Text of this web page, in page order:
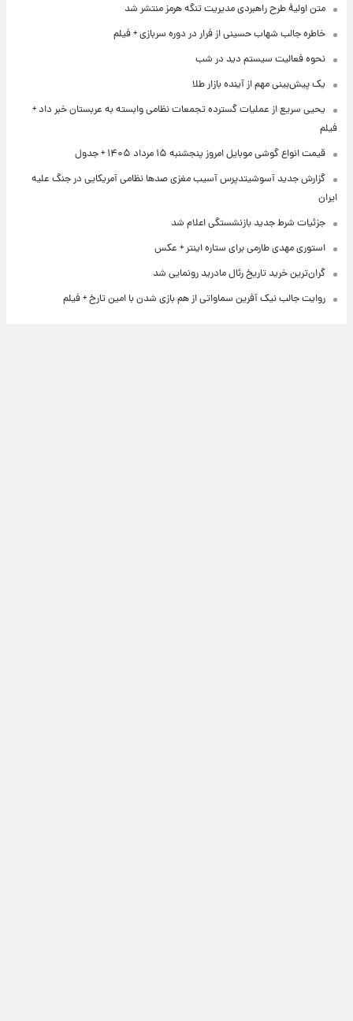
متن اولیۀ طرح راهبردی مدیریت تنگه هرمز منتشر شد
خاطره جالب شهاب حسینی از فرار در دوره سربازی + فیلم
نحوه فعالیت سیستم دید در شب
یک پیش‌بینی مهم از آینده بازار طلا
یحیی سریع از عملیات گسترده تجمعات نظامی وابسته به عربستان خبر داد +
فیلم
قیمت انواع گوشی موبایل امروز پنجشنبه ۱۵ مرداد ۱۴۰۵ + جدول
گزارش جدید آسوشیتدپرس آسیب مغزی صدها نظامی آمریکایی در جنگ علیه
ایران
جزئیات شرط جدید بازنشستگی اعلام شد
استوری مهدی طارمی برای ستاره اینتر + عکس
گران‌ترین خرید تاریخ رئال مادرید رونمایی شد
روایت جالب نیک آفرین سماواتی از هم بازی شدن با امین تارخ + فیلم